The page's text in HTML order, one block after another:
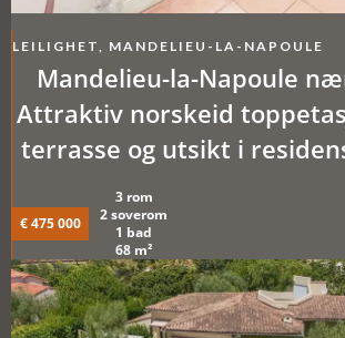
LEILIGHET, MANDELIEU-LA-NAPOULE
Mandelieu-la-Napoule
Attraktiv norskeid
terrasse og utsikt i residens m/pool og
€ 475 000
3 rom
2 soverom
1 bad
68 m²